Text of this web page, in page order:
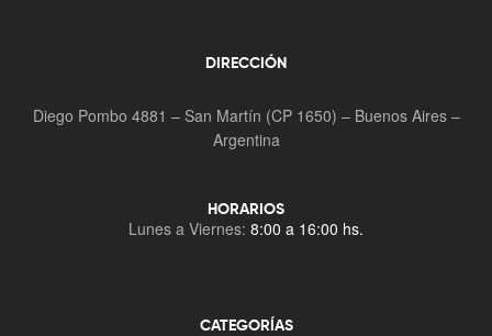
DIRECCIÓN
Diego Pombo 4881 – San Martín (CP 1650) – Buenos Aires –
Argentina
HORARIOS
Lunes a Viernes: 8:00 a 16:00 hs.
CATEGORÍAS